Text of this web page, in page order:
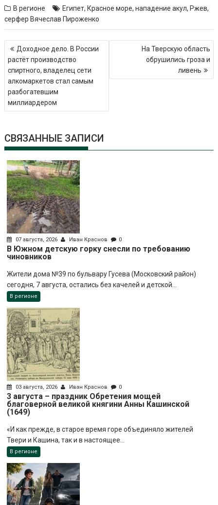
В регионе Египет,Красное море,нападение акул,Ржев,
серфер Вячеслав Пироженко
Навигация
по
записям
Доходное дело. В России
растёт производство
спиртного, владелец сети
алкомаркетов стал самым
разбогатевшим
миллиардером
На Тверскую область
обрушились гроза и
ливень
СВЯЗАННЫЕ ЗАПИСИ
07 августа, 2026 Иван Краснов 0
В Южном детскую горку снесли по требованию
чиновников
Жители дома №39 по бульвару Гусева (Московский район)
сегодня, 7 августа, остались без качелей и детской...
В регионе
03 августа, 2026 Иван Краснов 0
3 августа – праздник Обретения мощей
благоверной великой княгини Анны Кашинской
(1649)
«И как прежде, в старое время горе объединяло жителей
Твери и Кашина, так и в настоящее...
В регионе